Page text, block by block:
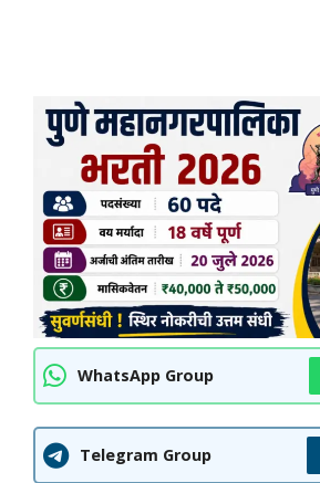
WhatsApp Group
Telegram Group